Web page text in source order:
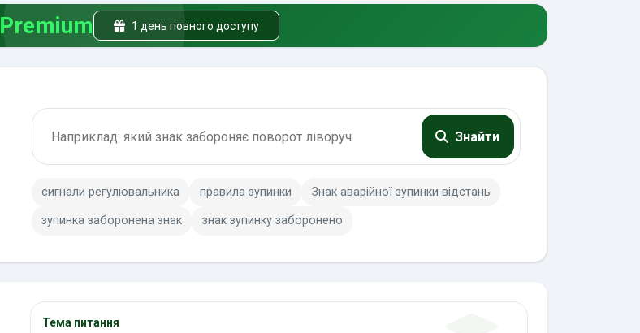
Premium 1 день повного доступу
Знайти
сигнали регулювальника правила зупинки Знак аварійної зупинки відстань
зупинка заборонена знак знак зупинку заборонено
Тема питання